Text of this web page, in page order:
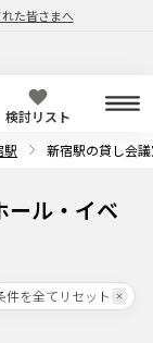
た皆さまへ
検討リスト
駅 新宿駅の貸し会
ール・イベ
件を全てリセット